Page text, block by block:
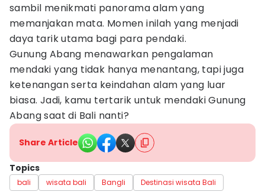
sambil menikmati panorama alam yang
memanjakan mata. Momen inilah yang menjadi
daya tarik utama bagi para pendaki.
Gunung Abang menawarkan pengalaman
mendaki yang tidak hanya menantang, tapi juga
ketenangan serta keindahan alam yang luar
biasa. Jadi, kamu tertarik untuk mendaki Gunung
Abang saat di Bali nanti?
Share Article
Topics
bali wisata bali Bangli Destinasi wisata Bali